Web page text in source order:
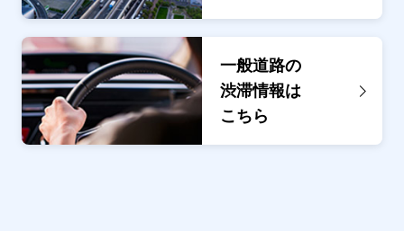
一般道路の
渋滞情報は
こちら